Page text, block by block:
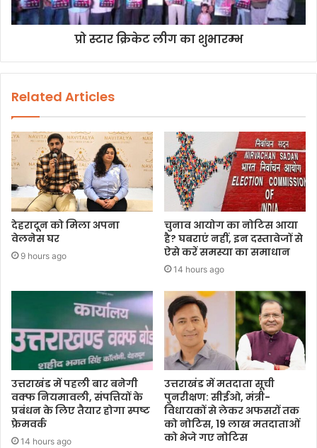
प्रो स्टार क्रिकेट लीग का शुभारम्भ
Related Articles
देहरादून को मिला अपना
वेलनेस घर
9 hours ago
चुनाव आयोग का नोटिस आया
है? घबराएं नहीं, इन दस्तावेजों से
ऐसे करें समस्या का समाधान
14 hours ago
उत्तराखंड में पहली बार बनेगी
वक्फ नियमावली, संपत्तियों के
प्रबंधन के लिए तैयार होगा स्पष्ट
फ्रेमवर्क
14 hours ago
उत्तराखंड में मतदाता सूची
पुनरीक्षण: सीईओ, मंत्री-
विधायकों से लेकर अफसरों तक
को नोटिस, 19 लाख मतदाताओं
को भेजे गए नोटिस